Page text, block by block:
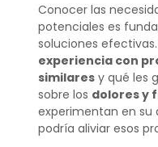
Conocer las
potenciales es
soluciones
experiencia con
similaresy qué les
sobre los dolores y
experimentan en
podría aliviar esos